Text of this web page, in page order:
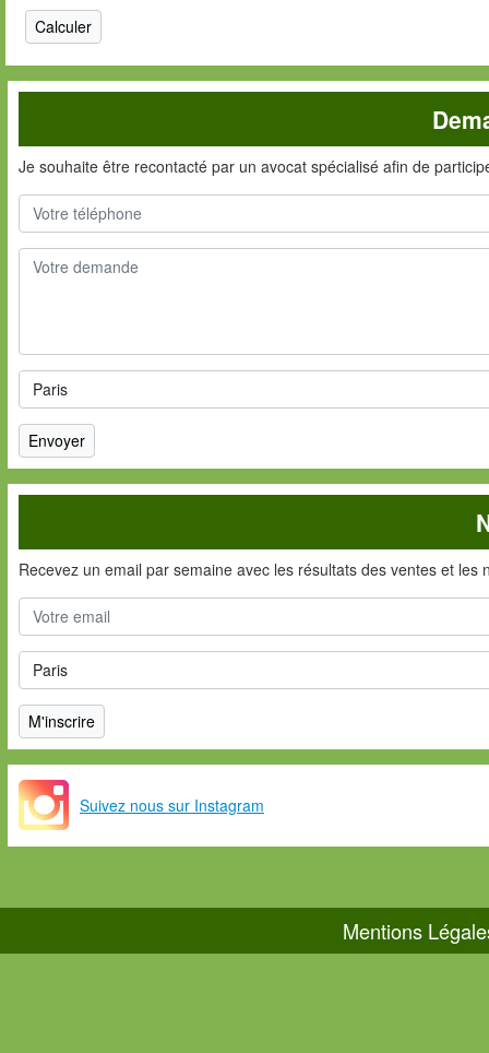
Je souhaite être recontacté par un avocat spécialisé afin de
Recevez un email par semaine avec les résultats des ventes et
Suivez nous sur Instagram
Mentions